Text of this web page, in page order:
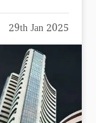
29th Jan 2025